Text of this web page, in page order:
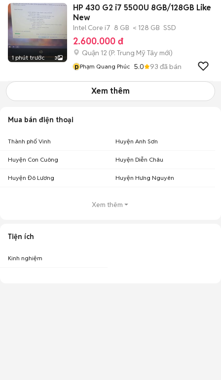
1 phút trước 3
HP 430 G2 i7 5500U 8GB/128GB Like
New
Intel Core i7 8 GB < 128 GB SSD
2.600.000 đ
Quận 12 (P. Trung Mỹ Tây mới)
pPhạm Quang Phúc 5.0 93 đã bán
Xem thêm
Mua bán điện thoại
Thành phố Vinh Huyện Anh Sơn
Huyện Con Cuông Huyện Diễn Châu
Huyện Đô Lương Huyện Hưng Nguyên
Xem thêm
Tiện ích
Kinh nghiệm